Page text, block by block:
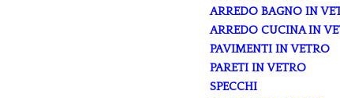
ARREDO BAGNO IN
ARREDO CUCINA IN
PAVIMENTI IN VETRO
PARETI IN VETRO
SPECCHI